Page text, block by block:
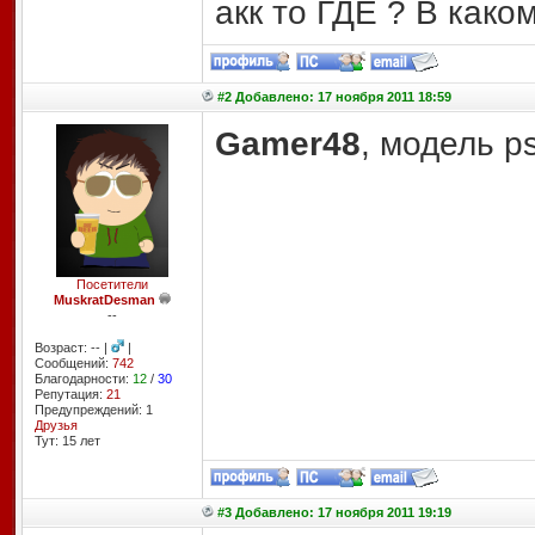
акк то ГДЕ ? В
#2 Добавлено: 17 ноября 2011 18:59
Посетители
MuskratDesman
--
Возраст: -- |
|
Сообщений: 742
Благодарности: 12/ 30
Репутация: 21
Предупреждений: 1
Друзья
Тут: 15 лет
Gamer48, модель
#3 Добавлено: 17 ноября 2011 19:19